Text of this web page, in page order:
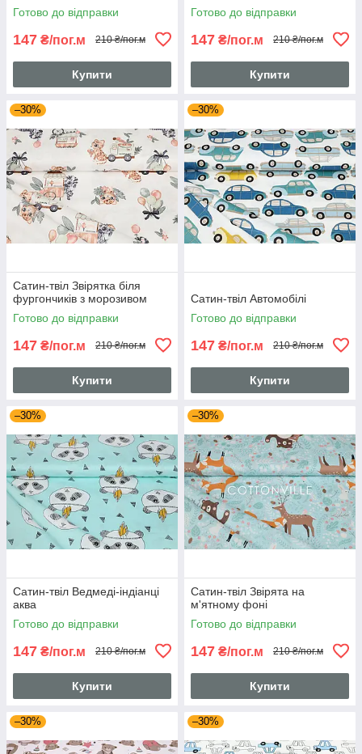
Готово до відправки
147 ₴/пог.м 210 ₴/пог.м
Купити
Готово до відправки
147 ₴/пог.м 210 ₴/пог.м
Купити
–30%
Сатин-твіл Звірятка біля
фургончиків з морозивом
Готово до відправки
147 ₴/пог.м 210 ₴/пог.м
Купити
–30%
Сатин-твіл Автомобілі
Готово до відправки
147 ₴/пог.м 210 ₴/пог.м
Купити
–30%
Сатин-твіл Ведмеді-індіанці
аква
Готово до відправки
147 ₴/пог.м 210 ₴/пог.м
Купити
–30%
Сатин-твіл Звірята на
м'ятному фоні
Готово до відправки
147 ₴/пог.м 210 ₴/пог.м
Купити
–30% –30%